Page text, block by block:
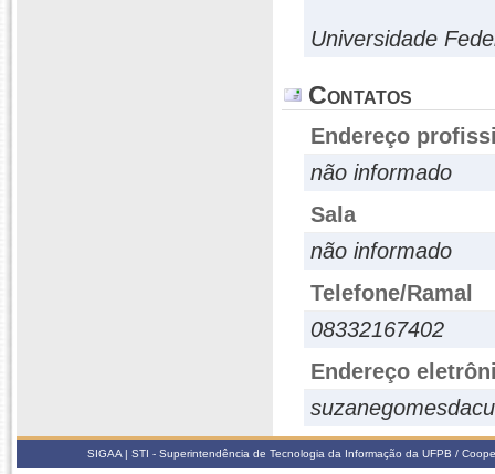
Universidade
Contatos
Endereço
não informado
Sala
não informado
Telefone/Ramal
08332167402
Endereço
SIGAA | STI - Superintendência de Tecnologia da Informação da UFPB /